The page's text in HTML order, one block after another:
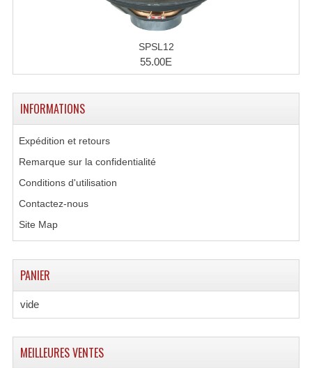
Câble Multi-Paires Audio
Câbles Enceintes
Connectiques, Prises Etc...
Adaptateurs Audio
Accessoires Public-Adress L100V
Amplificateurs (L 100v)
Enceintes Encastrables Ligne 100V 4-8 Ohm
SPSL12
55.00E
INFORMATIONS
Expédition et retours
Remarque sur la confidentialité
Conditions d'utilisation
Contactez-nous
Site Map
PANIER
vide
MEILLEURES VENTES